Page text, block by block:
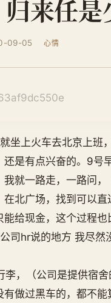
来任是
09-05 心情
上火车去北京上班
是有点兴奋的。9号
就一路走，一路问
北广场，找到可以
给现金，这个过程
司hr说的地方 我尽然
，（公司是提供宿舍
做过黑车的，都不